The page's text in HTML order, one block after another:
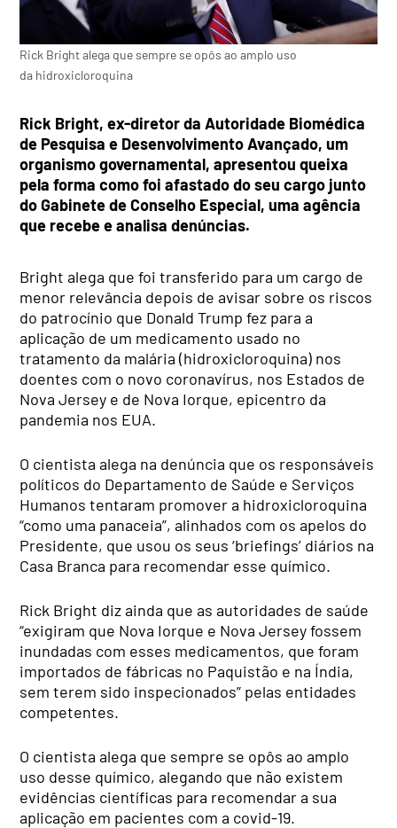
Rick Bright alega que sempre se opôs ao amplo uso
da hidroxicloroquina
Rick Bright, ex-diretor da Autoridade Biomédica
de Pesquisa e Desenvolvimento Avançado, um
organismo governamental, apresentou queixa
pela forma como foi afastado do seu cargo junto
do Gabinete de Conselho Especial, uma agência
que recebe e analisa denúncias.
Bright alega que foi transferido para um cargo de
menor relevância depois de avisar sobre os riscos
do patrocínio que Donald Trump fez para a
aplicação de um medicamento usado no
tratamento da malária (hidroxicloroquina) nos
doentes com o novo coronavírus, nos Estados de
Nova Jersey e de Nova Iorque, epicentro da
pandemia nos EUA.
O cientista alega na denúncia que os responsáveis
políticos do Departamento de Saúde e Serviços
Humanos tentaram promover a hidroxicloroquina
“como uma panaceia”, alinhados com os apelos do
Presidente, que usou os seus ‘briefings’ diários na
Casa Branca para recomendar esse químico.
Rick Bright diz ainda que as autoridades de saúde
“exigiram que Nova Iorque e Nova Jersey fossem
inundadas com esses medicamentos, que foram
importados de fábricas no Paquistão e na Índia,
sem terem sido inspecionados” pelas entidades
competentes.
O cientista alega que sempre se opôs ao amplo
uso desse químico, alegando que não existem
evidências científicas para recomendar a sua
aplicação em pacientes com a covid-19.